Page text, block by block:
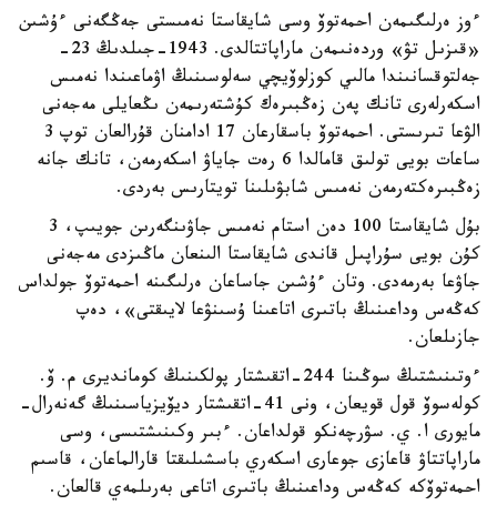
ءوز ەرلىگىمەن احمەتوۆ وسى شايقاستا نەمىستى جەڭگەنى ءۇشىن
«قىزىل تۋ» وردەنىمەن ماراپاتتالدى. 1943-جىلدىڭ 23-
جەلتوقسانىندا مالىي كوزلوۆيچي سەلوسىنىڭ اۋماعىندا نەمىس
اسكەرلەرى تانك پەن زەڭبىرەك كۇشتەرىمەن ىڭعايلى مەجەنى
الۋعا تىرىستى. احمەتوۆ باسقارعان 17 ادامنان قۇرالعان توپ 3
ساعات بويى تولىق قامالدا 6 رەت جاياۋ اسكەرمەن، تانك جانە
زەڭبىرەكتەرمەن نەمىس شابۋىلىنا تويتارىس بەردى.
بۇل شايقاستا 100 دەن استام نەمىس جاۋىنگەرىن جويىپ، 3
كۇن بويى سۇراپىل قاندى شايقاستا الىنعان ماڭىزدى مەجەنى
جاۋعا بەرمەدى. وتان ءۇشىن جاساعان ەرلىگىنە احمەتوۆ جولداس
كەڭەس وداعىنىڭ باتىرى اتاعىنا ۇسىنۋعا لايىقتى»، دەپ
جازىلعان.
ءوتىنىشتىڭ سوڭىنا 244-اتقىشتار پولكىنىڭ كومانديرى م. ۆ.
كولەسوۆ قول قويعان، ونى 41-اتقىشتار ديۆيزياسىنىڭ گەنەرال-
مايورى ا. ي. سۋرچەنكو قولداعان. ءبىر وكىنىشتىسى، وسى
ماراپاتتاۋ قاعازى جوعارى اسكەري باسشىلىقتا قارالماعان، قاسىم
احمەتوۆكە كەڭەس وداعىنىڭ باتىرى اتاعى بەرىلمەي قالعان.